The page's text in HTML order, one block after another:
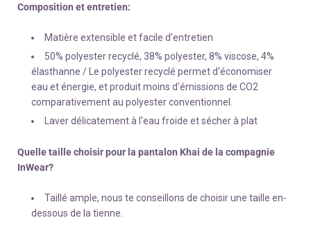
Composition et entretien:
Matière extensible et facile d'entretien
50% polyester recyclé, 38% polyester, 8% viscose, 4%
élasthanne / Le polyester recyclé permet d'économiser
eau et énergie, et produit moins d'émissions de CO2
comparativement au polyester conventionnel.
Laver délicatement à l'eau froide et sécher à plat
Quelle taille choisir pour la pantalon Khai de la compagnie
InWear?
Taillé ample, nous te conseillons de choisir une taille en-
dessous de la tienne.